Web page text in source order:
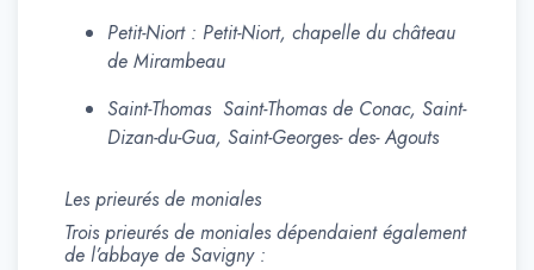
Petit-Niort : Petit-Niort, chapelle du château
de Mirambeau
Saint-Thomas Saint-Thomas de Conac, Saint-
Dizan-du-Gua, Saint-Georges- des- Agouts
Les prieurés de moniales
Trois prieurés de moniales dépendaient également
de l’abbaye de Savigny :